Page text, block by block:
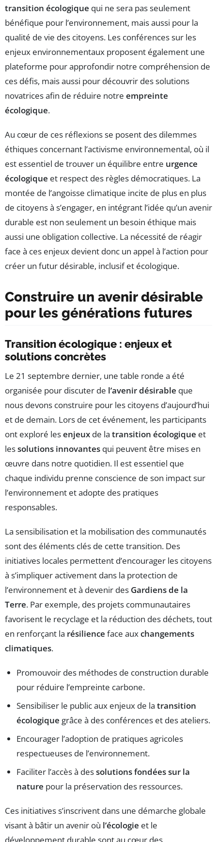
transition écologique qui ne sera pas seulement
bénéfique pour l’environnement, mais aussi pour la
qualité de vie des citoyens. Les conférences sur les
enjeux environnementaux proposent également une
plateforme pour approfondir notre compréhension de
ces défis, mais aussi pour découvrir des solutions
novatrices afin de réduire notre empreinte
écologique.
Au cœur de ces réflexions se posent des dilemmes
éthiques concernant l’activisme environnemental, où il
est essentiel de trouver un équilibre entre urgence
écologique et respect des règles démocratiques. La
montée de l’angoisse climatique incite de plus en plus
de citoyens à s’engager, en intégrant l’idée qu’un avenir
durable est non seulement un besoin éthique mais
aussi une obligation collective. La nécessité de réagir
face à ces enjeux devient donc un appel à l’action pour
créer un futur désirable, inclusif et écologique.
Construire un avenir désirable
pour les générations futures
Transition écologique : enjeux et
solutions concrètes
Le 21 septembre dernier, une table ronde a été
organisée pour discuter de l’avenir désirable que
nous devons construire pour les citoyens d’aujourd’hui
et de demain. Lors de cet événement, les participants
ont exploré lesenjeux de la transition écologique et
lessolutions innovantes qui peuvent être mises en
œuvre dans notre quotidien. Il est essentiel que
chaque individu prenne conscience de son impact sur
l’environnement et adopte des pratiques
responsables.
La sensibilisation et la mobilisation des communautés
sont des éléments clés de cette transition. Des
initiatives locales permettent d’encourager les citoyens
à s’impliquer activement dans la protection de
l’environnement et à devenir des Gardiens de la
Terre. Par exemple, des projets communautaires
favorisent le recyclage et la réduction des déchets, tout
en renforçant la résilience face auxchangements
climatiques.
Promouvoir des méthodes de construction durable
pour réduire l’empreinte carbone.
Sensibiliser le public aux enjeux de la transition
écologique grâce à des conférences et des ateliers.
Encourager l’adoption de pratiques agricoles
respectueuses de l’environnement.
Faciliter l’accès à dessolutions fondées sur la
nature pour la préservation des ressources.
Ces initiatives s’inscrivent dans une démarche globale
visant à bâtir un avenir où l’écologie et le